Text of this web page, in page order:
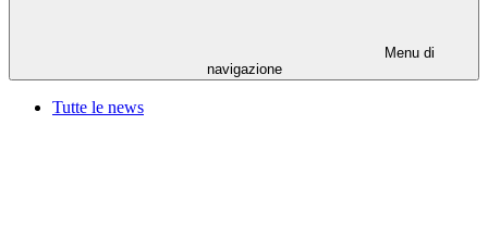
Menu di
navigazione
Tutte le news